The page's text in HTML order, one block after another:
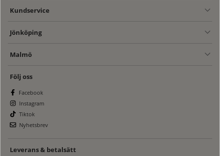
Kundservice
Jönköping
Malmö
Följ oss
Facebook
Instagram
Tiktok
Nyhetsbrev
Leverans & betalsätt